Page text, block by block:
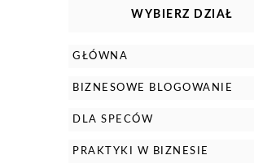
WYBIERZ DZIAŁ
GŁÓWNA
BIZNESOWE BLOGOWANIE
DLA SPECÓW
PRAKTYKI W BIZNESIE